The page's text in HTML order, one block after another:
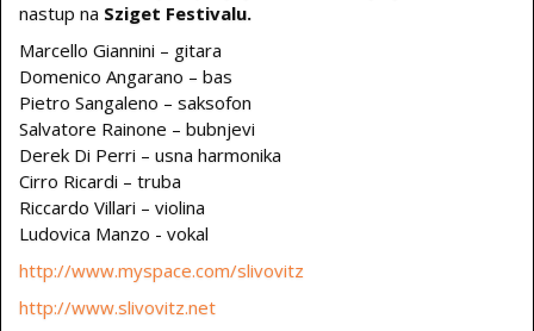
nastup na Sziget Festivalu.
Marcello Giannini – gitara
Domenico Angarano – bas
Pietro Sangaleno – saksofon
Salvatore Rainone – bubnjevi
Derek Di Perri – usna harmonika
Cirro Ricardi – truba
Riccardo Villari – violina
Ludovica Manzo - vokal
http://www.myspace.com/slivovitz
http://www.slivovitz.net